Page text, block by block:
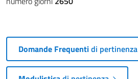
Domande Frequentidi pertinenza